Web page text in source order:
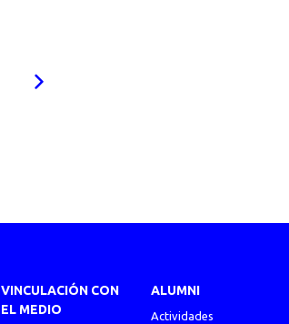
VINCULACIÓN CON
EL MEDIO
ALUMNI
Actividades